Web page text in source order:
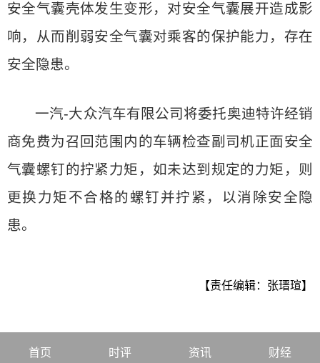
安全气囊壳体发生变形，对安全气囊展开造成影
响，从而削弱安全气囊对乘客的保护能力，存在
安全隐患。
一汽-大众汽车有限公司将委托奥迪特许经销
商免费为召回范围内的车辆检查副司机正面安全
气囊螺钉的拧紧力矩，如未达到规定的力矩，则
更换力矩不合格的螺钉并拧紧，以消除安全隐
患。
【责任编辑：张瑨瑄】
首页 时评 资讯 财经